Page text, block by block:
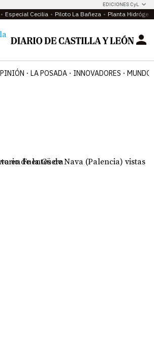
EDICIONES CyL
Especial Cecilia Piloto La Bañeza Planta
LA POSADA INNOVADORES MUNDO